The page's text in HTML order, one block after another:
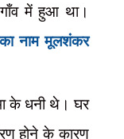
में हुआ था।
नाम मूलशंकर
के धनी थे। घर
होने के कारण